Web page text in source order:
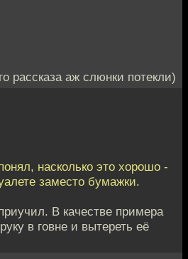
рассказа аж слюнки потекли)
насколько это хорошо -
заместо бумажки.
В качестве примера
в говне и вытереть её